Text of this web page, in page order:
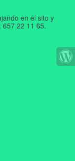
en el sito y
22 11 65.